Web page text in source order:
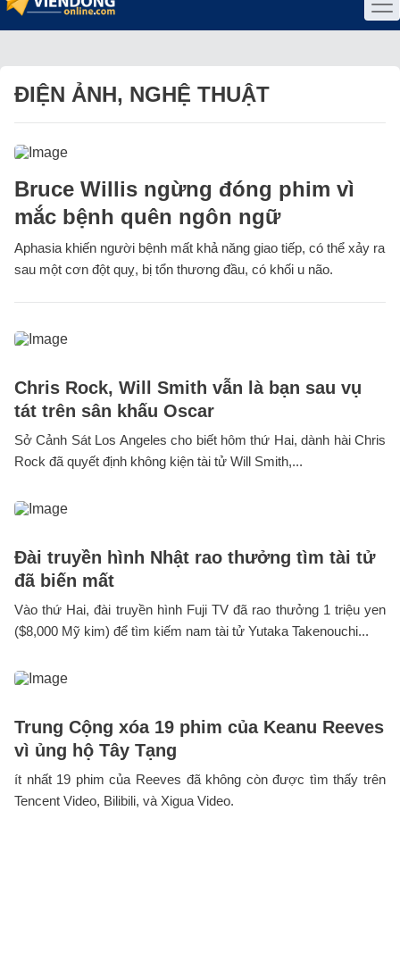
ĐIỆN ẢNH, NGHỆ THUẬT
Bruce Willis ngừng đóng phim vì
mắc bệnh quên ngôn ngữ
Aphasia khiến người bệnh mất khả năng giao tiếp, có thể xảy ra
sau một cơn đột quỵ, bị tổn thương đầu, có khối u não.
Chris Rock, Will Smith vẫn là bạn sau vụ
tát trên sân khấu Oscar
Sở Cảnh Sát Los Angeles cho biết hôm thứ Hai, dành hài Chris
Rock đã quyết định không kiện tài tử Will Smith,...
Đài truyền hình Nhật rao thưởng tìm tài tử
đã biến mất
Vào thứ Hai, đài truyền hình Fuji TV đã rao thưởng 1 triệu yen
($8,000 Mỹ kim) để tìm kiếm nam tài tử Yutaka Takenouchi...
Trung Cộng xóa 19 phim của Keanu Reeves
vì ủng hộ Tây Tạng
ít nhất 19 phim của Reeves đã không còn được tìm thấy trên
Tencent Video, Bilibili, và Xigua Video.